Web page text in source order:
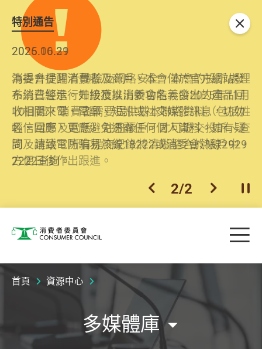
特別通告
2026.06.29
消委會提醒消費者及商戶，本會僅於官方網站發
布消費警示。如接獲以消委會名義發出的產品回
收相關來電、電郵、短訊或社交媒體訊息，切勿
輕信回應，更應避免透露任何個人資料。如有疑
問，請致電防騙易熱線18222或消委會熱線2929
2222查詢。
2025.10.31
為提升使用者體驗及網絡安全，本會的投訴處理
系統已經進行升級及推出新功能。由2025年11月
10日起，消費者需要提供基本聯絡資料（包括姓
名、電郵及電話）註冊帳戶，才可提交投訴、查
詢及建議。所有提交紀錄將清晰整合於帳戶中，
方便日後作出跟進。
上一個
2/2 下一個開
關閉
消費者委員會 目
首頁 資源中心
多媒體庫